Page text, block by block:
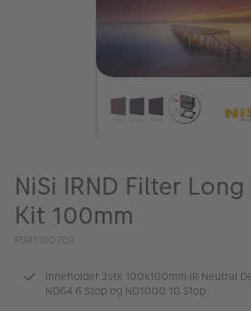
ALBUM
Kampanjer
Lagersalg
NiSi IRND Filter
Kit 100mm
PIM1100768
Inneholder 3stk 100x100mm IR Neutral
ND64 6 Stop og ND1000 10 Stop.